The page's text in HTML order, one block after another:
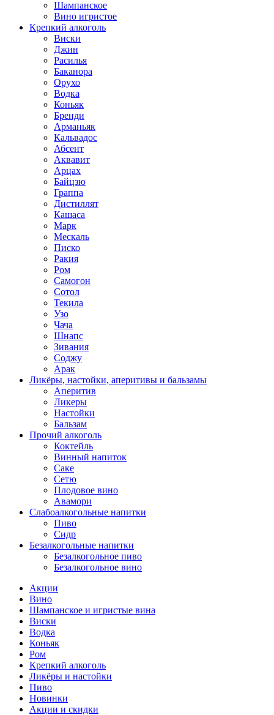
Шампанское
Вино игристое
Крепкий алкоголь
Виски
Джин
Расилья
Баканора
Орухо
Водка
Коньяк
Бренди
Арманьяк
Кальвадос
Абсент
Аквавит
Арцах
Байцзю
Граппа
Дистиллят
Кашаса
Марк
Мескаль
Писко
Ракия
Ром
Самогон
Сотол
Текила
Узо
Чача
Шнапс
Зивания
Соджу
Арак
Ликёры, настойки, аперитивы и бальзамы
Аперитив
Ликеры
Настойки
Бальзам
Прочий алкоголь
Коктейль
Винный напиток
Саке
Сетю
Плодовое вино
Авамори
Слабоалкогольные напитки
Пиво
Сидр
Безалкогольные напитки
Безалкогольное пиво
Безалкогольное вино
Акции
Вино
Шампанское и игристые вина
Виски
Водка
Коньяк
Ром
Крепкий алкоголь
Ликёры и настойки
Пиво
Новинки
Акции и скидки